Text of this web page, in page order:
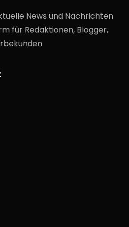
News und Nachrichten
für Redaktionen, Blogger,